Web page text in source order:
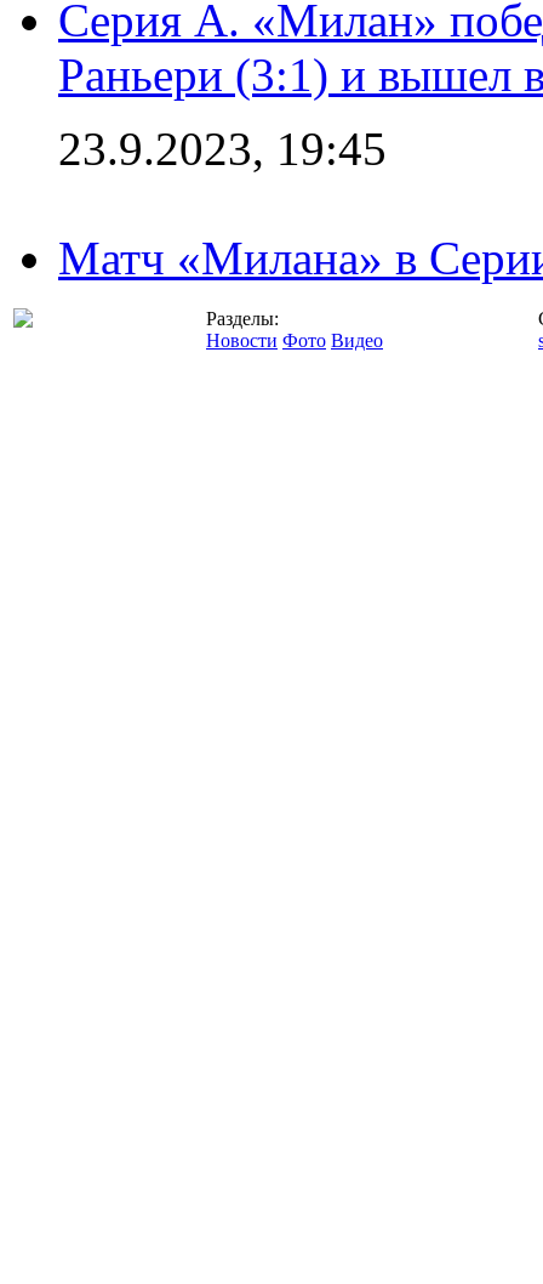
Серия А. «Милан»
Раньери (3:1) и вышел
23.9.2023, 19:45
Матч «Милана» в
Разделы:
Новости Фото Видео